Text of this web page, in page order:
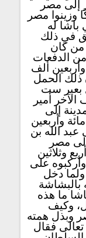
إلى مصر
وزينوا مصر
باشا له
في ذلك
من كان
الدفعات
ألف
ذلك الحمل
بعير ست
أمير
إلى
وأربعين
عبد الله بن
مصر
وثلاثين
على
دخل
بالبشاشة
ما هذه
وكيف
وبذل همته
فقال